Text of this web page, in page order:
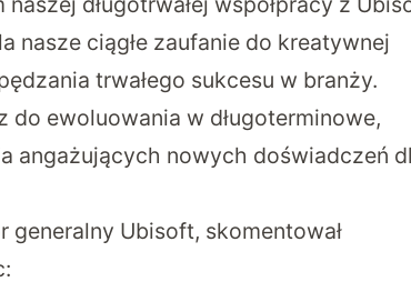
ciągłe zaufanie do kreatywnej
trwałego sukcesu w branży.
ewoluowania w długoterminowe,
angażujących nowych doświadczeń
generalny Ubisoft, skomentował